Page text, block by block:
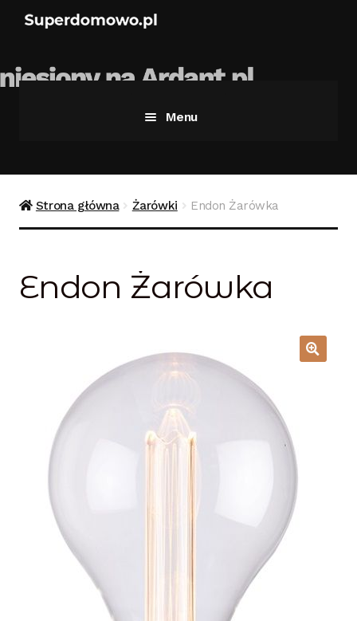
Menu
Bezpieczne zakupy
Kontakt
Lampy i oświetlenie
Moje konto
O firmie i sklepie
Polityka prywatności
Polityka rabatowa
Strona główna Żarówki Endon Żarówka
Endon Żarówka